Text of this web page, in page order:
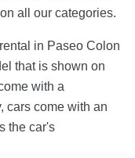
all our categories.
in Paseo Colon
that is shown on
with a
cars come with an
the car's